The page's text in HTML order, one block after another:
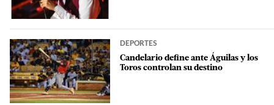
DEPORTES
Candelario define ante Águilas y los
Toros controlan su destino